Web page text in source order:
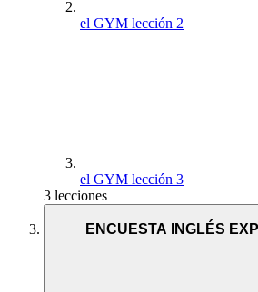
el GYM lección 2
el GYM lección 3
3 lecciones
ENCUESTA INGLÉS